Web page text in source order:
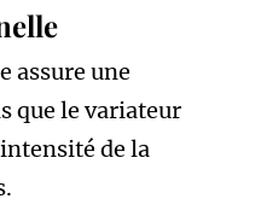
assure une
que le variateur
de la